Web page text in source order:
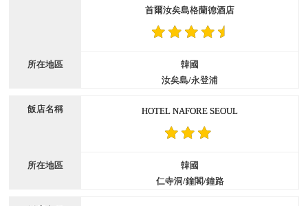
首爾汝矣島格蘭德酒店
韓國
汝矣島/永登浦
HOTEL NAFORE SEOUL
韓國
仁寺洞/鐘閣/鐘路